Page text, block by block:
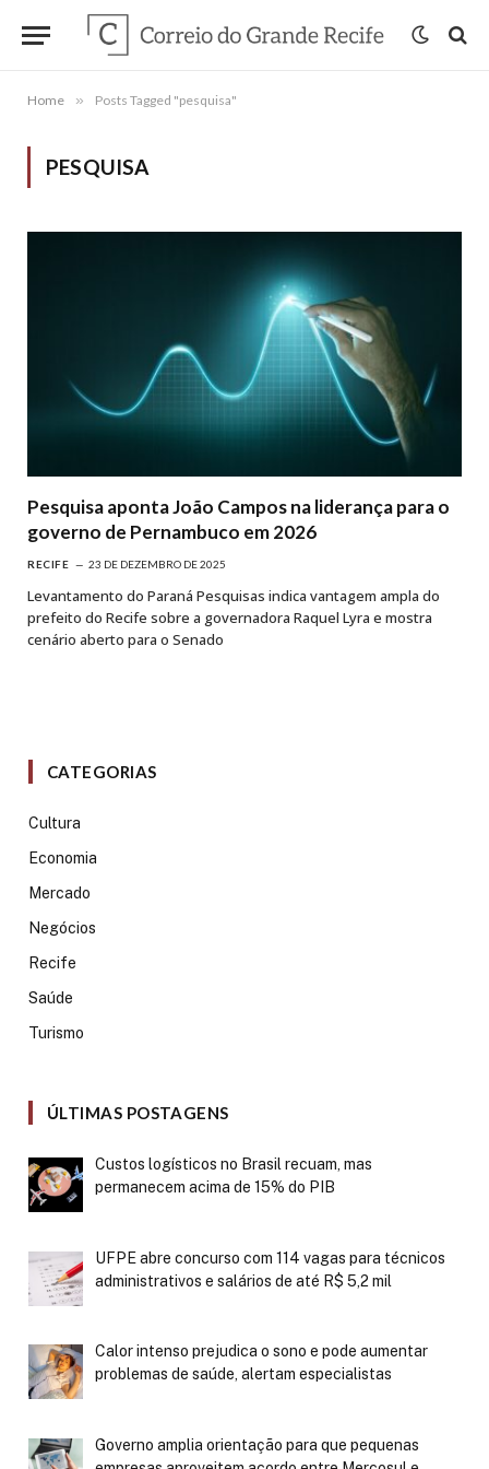
Home » Posts Tagged "pesquisa"
PESQUISA
Pesquisa aponta João Campos na liderança para o
governo de Pernambuco em 2026
RECIFE 23 DE DEZEMBRO DE 2025
Levantamento do Paraná Pesquisas indica vantagem ampla do
prefeito do Recife sobre a governadora Raquel Lyra e mostra
cenário aberto para o Senado
CATEGORIAS
Cultura
Economia
Mercado
Negócios
Recife
Saúde
Turismo
ÚLTIMAS POSTAGENS
Custos logísticos no Brasil recuam, mas
permanecem acima de 15% do PIB
UFPE abre concurso com 114 vagas para técnicos
administrativos e salários de até R$ 5,2 mil
Calor intenso prejudica o sono e pode aumentar
problemas de saúde, alertam especialistas
Governo amplia orientação para que pequenas